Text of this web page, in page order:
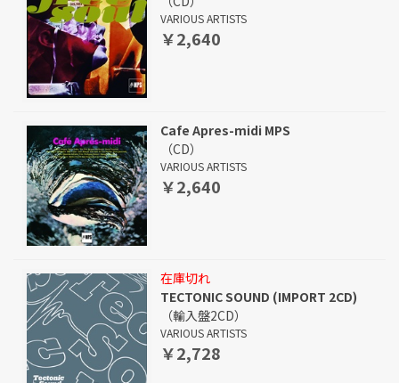
VARIOUS ARTISTS
￥2,640
Cafe Apres-midi MPS
（CD）
VARIOUS ARTISTS
￥2,640
在庫切れ
TECTONIC SOUND (IMPORT 2CD)
（輸入盤2CD）
VARIOUS ARTISTS
￥2,728